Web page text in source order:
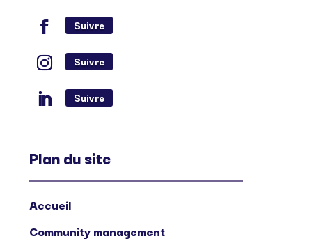
Suivre
Suivre
Suivre
Plan du site
Accueil
Community management